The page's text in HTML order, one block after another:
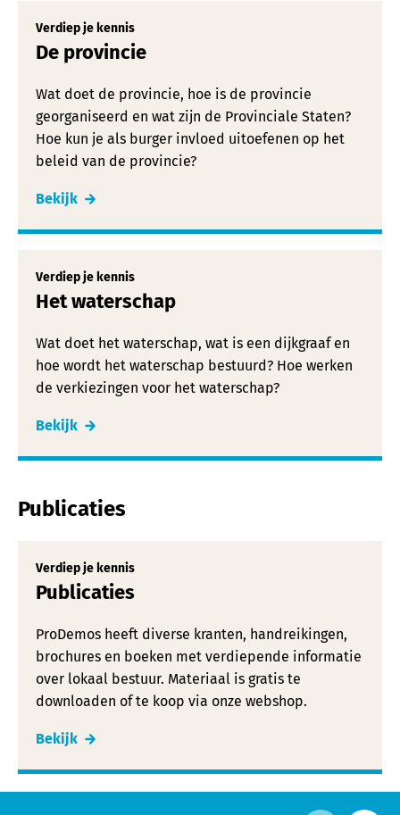
Verdiep je kennis
De provincie
Wat doet de provincie, hoe is de provincie
georganiseerd en wat zijn de Provinciale Staten?
Hoe kun je als burger invloed uitoefenen op het
beleid van de provincie?
Bekijk
Verdiep je kennis
Het waterschap
Wat doet het waterschap, wat is een dijkgraaf en
hoe wordt het waterschap bestuurd? Hoe werken
de verkiezingen voor het waterschap?
Bekijk
Publicaties
Verdiep je kennis
Publicaties
ProDemos heeft diverse kranten, handreikingen,
brochures en boeken met verdiepende informatie
over lokaal bestuur. Materiaal is gratis te
downloaden of te koop via onze webshop.
Bekijk